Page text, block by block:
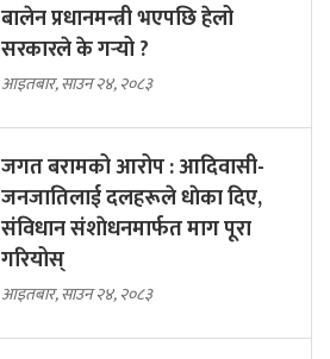
बालेन प्रधानमन्त्री भएपछि हेलो
सरकारले के गर्‍यो ?
आइतबार, साउन २४, २०८३
जगत बरामको आरोप : आदिवासी-
जनजातिलाई दलहरूले धाेका दिए,
संविधान संशाेधनमार्फत माग पूरा
गरियोस्
आइतबार, साउन २४, २०८३